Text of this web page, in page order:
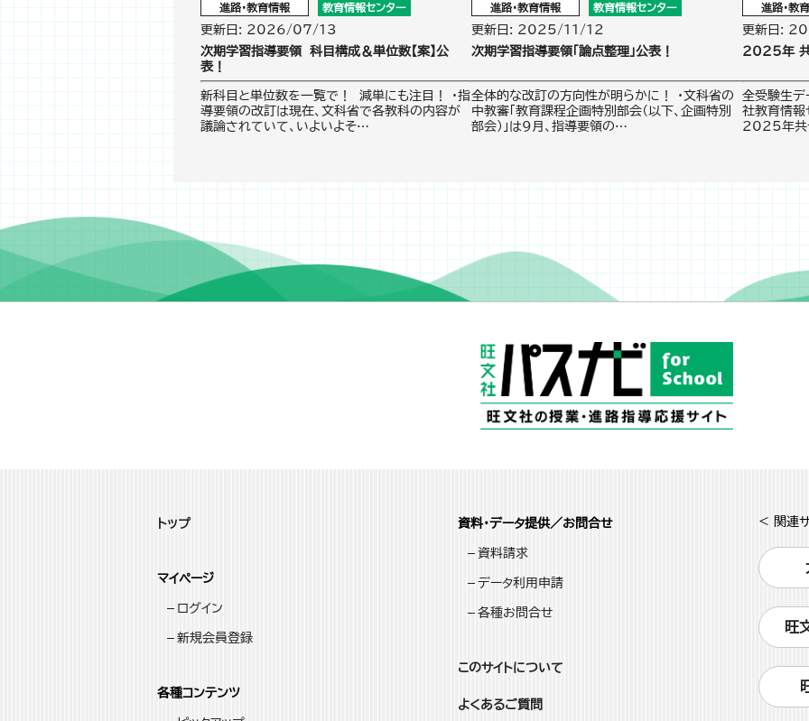
進路・教育情報 教育情報センター
更新日: 2026/07/13
次期学習指導要領 科目構成＆単位数【案】公
表！
新科目と単位数を一覧で！ 減単にも注目！ ・指
導要領の改訂は現在、文科省で各教科の内容が
議論されていて、いよいよそ…
進路・教育情報 教育情報センター
更新日: 2025/11/12
次期学習指導要領「論点整理」公表！
全体的な改訂の方向性が明らかに！ ・文科省の
中教審「教育課程企画特別部会（以下、企画特別
部会）」は9月、指導要領の…
進路・教
更新日:
2025年 共
全受験生デ
社教育情報
2025年共
トップ
マイページ
ログイン
新規会員登録
各種コンテンツ
資料・データ提供／お問合せ
資料請求
データ利用申請
各種お問合せ
このサイトについて
よくあるご質問
< 関連
旺